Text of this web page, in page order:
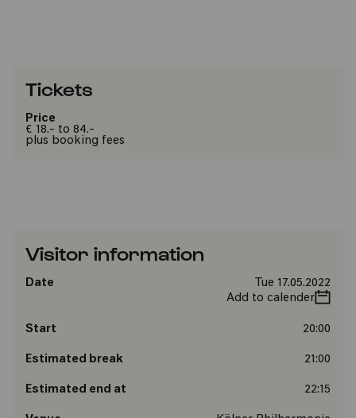
Tickets
Price
€ 18.- to 84.-
plus booking fees
Visitor information
Date
Tue 17.05.2022
Add to calender
Start 20:00
Estimated break 21:00
Estimated end at 22:15